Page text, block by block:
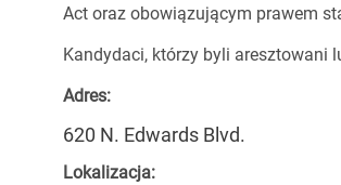
Act oraz obowiązującym prawem
Kandydaci, którzy byli aresztowani
Adres:
620 N. Edwards Blvd.
Lokalizacja: